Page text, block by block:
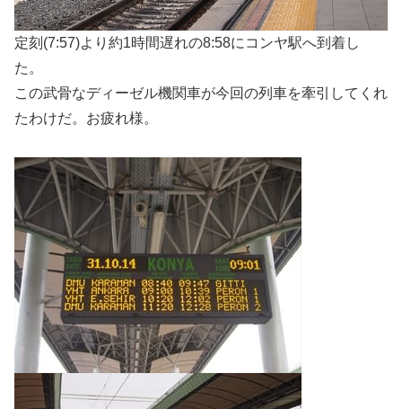
定刻(7:57)より約1時間遅れの8:58にコンヤ駅へ到着し
た。
この武骨なディーゼル機関車が今回の列車を牽引してくれ
たわけだ。お疲れ様。